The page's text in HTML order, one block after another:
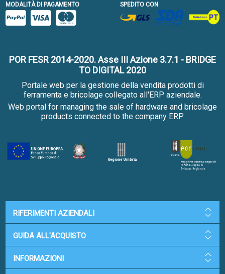
MODALITÀ DI PAGAMENTO SPEDITO CON
POR FESR 2014-2020. Asse III Azione 3.7.1 - BRIDGE
TO DIGITAL 2020
Portale web per la gestione della vendita prodotti di
ferramenta e bricolage collegato all'ERP aziendale.
Web portal for managing the sale of hardware and bricolage
products connected to the company ERP
RIFERIMENTI AZIENDALI
GUIDA ALL'ACQUISTO
INFORMAZIONI